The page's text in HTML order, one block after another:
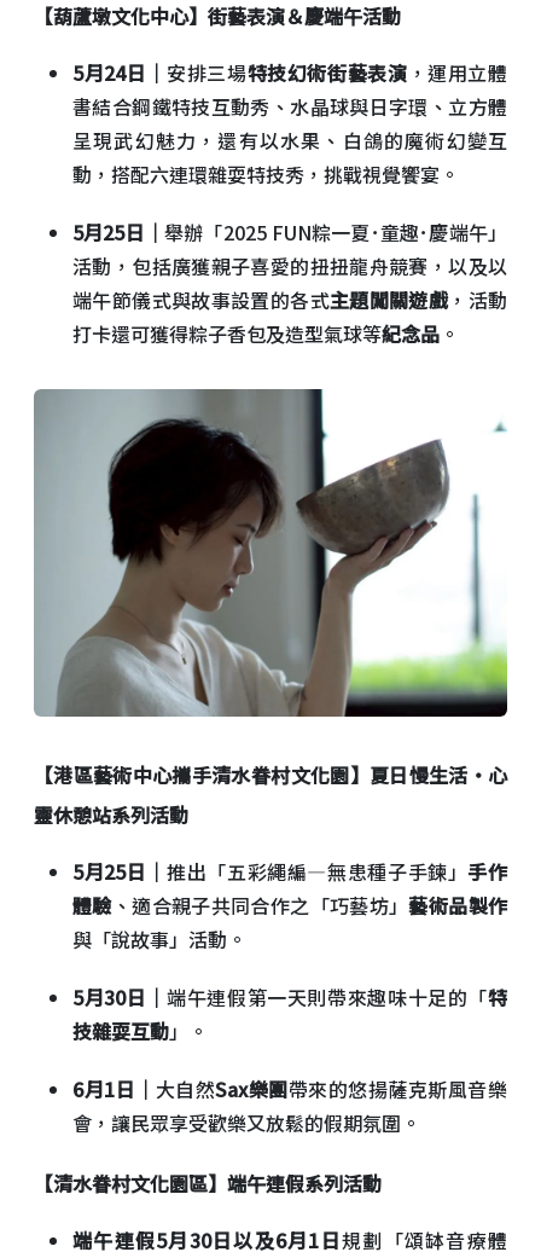
【葫蘆墩文化中心】街藝表演＆慶端午活動
5月24日｜ 安排三場特技幻術街藝表演 ，運用立體
書結合鋼鐵特技互動秀、水晶球與日字環、立方體
呈現武幻魅力，還有以水果、白鴿的魔術幻變互
動，搭配六連環雜耍特技秀，挑戰視覺饗宴。
5月25日｜ 舉辦「2025 FUN粽一夏･童趣･慶端午」
活動，包括廣獲親子喜愛的扭扭龍舟競賽，以及以
端午節儀式與故事設置的各式主題闖關遊戲，活動
打卡還可獲得粽子香包及造型氣球等紀念品 。
【港區藝術中心攜手清水眷村文化園】夏日慢生活‧心
靈休憩站系列活動
5月25日｜推出「五彩繩編—無患種子手鍊」 手作
體驗、適合親子共同合作之「巧藝坊」藝術品製作
與「說故事」活動。
5月30日｜端午連假第一天則帶來趣味十足的「特
技雜耍互動」。
6月1日｜ 大自然Sax樂團帶來的悠揚薩克斯風音樂
會，讓民眾享受歡樂又放鬆的假期氛圍。
【清水眷村文化園區】端午連假系列活動
端午連假5月30日以及6月1日規劃「頌缽音療體